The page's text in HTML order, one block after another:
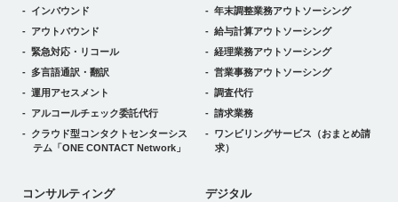
インバウンド
アウトバウンド
緊急対応・リコール
多言語通訳・翻訳
運用アセスメント
アルコールチェック委託代行
クラウド型コンタクトセンターシス
テム 「ONE CONTACT Network」
年末調整業務アウトソーシング
給与計算アウトソーシング
経理業務アウトソーシング
営業事務アウトソーシング
調査代行
請求業務
ワンビリングサービス （おまとめ請
求）
コンサルティング デジタルトランスフォーメーション
デジタル